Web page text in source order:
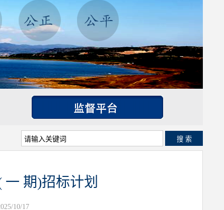
搜 索
期)招标计划
10/17